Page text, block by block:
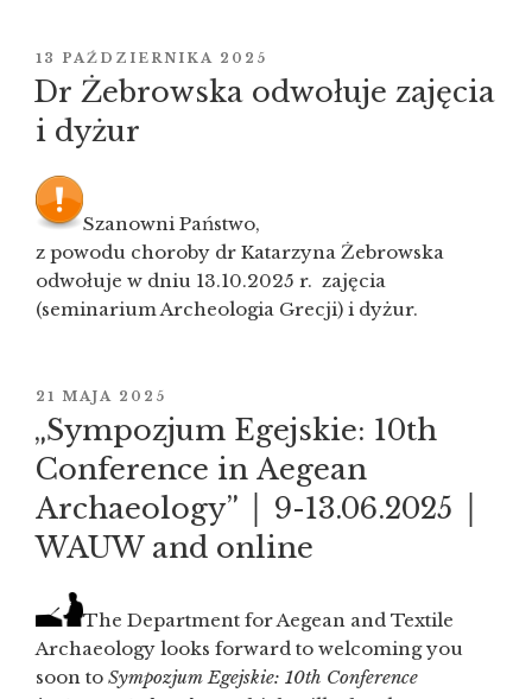
Scientific
Conference
of
Archaeology,
University
of
Warsaw,
Past
Has
a Future!”,
Warsaw,
13-
17
April
OPUBLIKOWANE
W
13 PAŹDZIERNIKA 2025
Dr Żebrowska odwołuje zajęcia
i dyżur
Szanowni Państwo,
z powodu choroby dr Katarzyna Żebrowska
odwołuje w dniu 13.10.2025 r. zajęcia
(seminarium Archeologia Grecji) i dyżur.
OPUBLIKOWANE
W
21 MAJA 2025
„Sympozjum Egejskie: 10th
Conference in Aegean
Archaeology” │ 9-13.06.2025 │
WAUW and online
The Department for Aegean and Textile
Archaeology looks forward to welcoming you
soon to Sympozjum Egejskie: 10th Conference